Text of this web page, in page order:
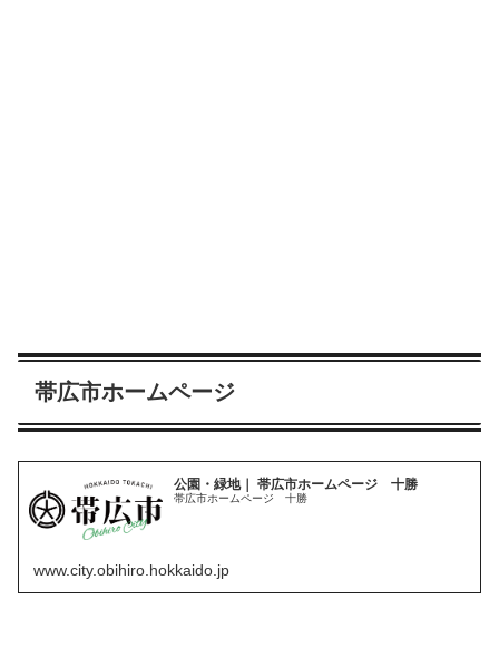
帯広市ホームページ
公園・緑地｜ 帯広市ホームページ 十勝
帯広市ホームページ 十勝
www.city.obihiro.hokkaido.jp